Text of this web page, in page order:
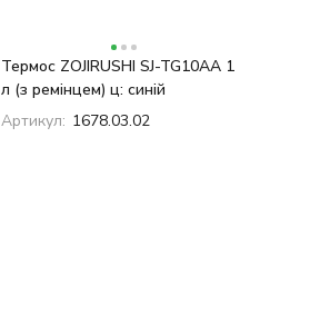
Термос ZOJIRUSHI SJ-TG10AA 1
л (з ремінцем) ц: синій
Артикул: 1678.03.02